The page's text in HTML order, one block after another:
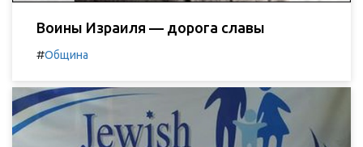
Воины Израиля — дорога славы
#Община